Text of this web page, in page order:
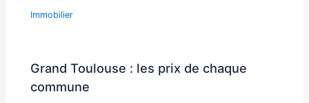
Immobilier
Grand Toulouse : les prix de chaque
commune